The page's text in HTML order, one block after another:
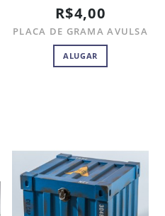
R$4,00
PLACA DE GRAMA AVULSA
ALUGAR